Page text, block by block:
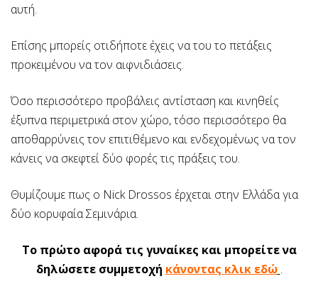
αυτή.
Επίσης μπορείς οτιδήποτε έχεις να του το πετάξεις
προκειμένου να τον αιφνιδιάσεις.
Όσο περισσότερο προβάλεις αντίσταση και κινηθείς
έξυπνα περιμετρικά στον χώρο, τόσο περισσότερο θα
αποθαρρύνεις τον επιτιθέμενο και ενδεχομένως να τον
κάνεις να σκεφτεί δύο φορές τις πράξεις του.
Θυμίζουμε πως ο Nick Drossos έρχεται στην Ελλάδα για
δύο κορυφαία Σεμινάρια.
Το πρώτο αφορά τις γυναίκες και μπορείτε να
δηλώσετε συμμετοχή κάνοντας κλικ εδώ .